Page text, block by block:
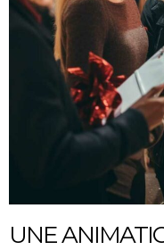
UNE